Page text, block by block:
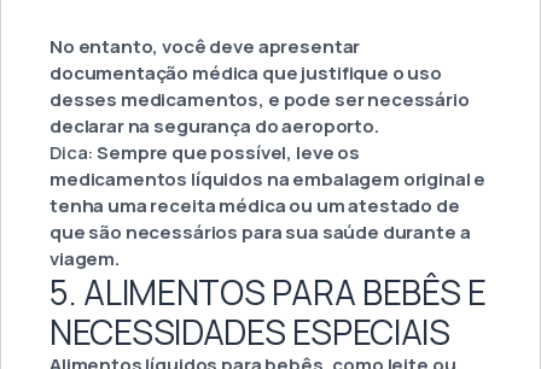
No entanto, você deve apresentar
documentação médica que justifique o uso
desses medicamentos, e pode ser necessário
declarar na segurança do aeroporto.
Dica:Sempre que possível, leve os
medicamentos líquidos na embalagem original e
tenha uma receita médica ou um atestado de
que são necessários para sua saúde durante a
viagem.
5. ALIMENTOS PARA BEBÊS E
NECESSIDADES ESPECIAIS